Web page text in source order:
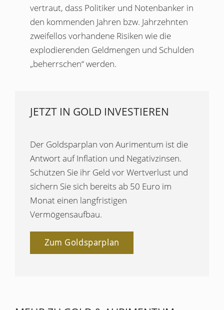
vertraut, dass Politiker und Notenbanker in
den kommenden Jahren bzw. Jahrzehnten
zweifellos vorhandene Risiken wie die
explodierenden Geldmengen und Schulden
„beherrschen“ werden.
JETZT IN GOLD INVESTIEREN
Der Goldsparplan von Aurimentum ist die
Antwort auf Inflation und Negativzinsen.
Schützen Sie ihr Geld vor Wertverlust und
sichern Sie sich bereits ab 50 Euro im
Monat einen langfristigen
Vermögensaufbau.
Zum Goldsparplan